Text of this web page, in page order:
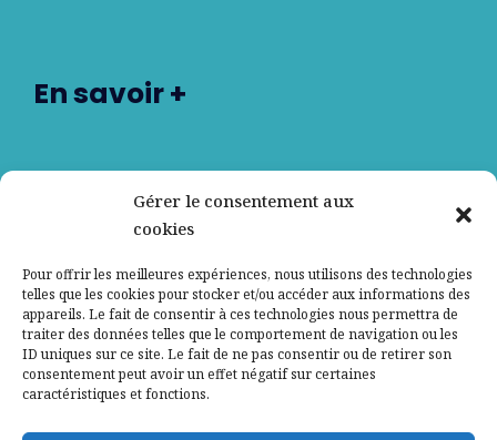
Gérer le consentement aux
cookies
Pour offrir les meilleures expériences, nous utilisons des technologies
telles que les cookies pour stocker et/ou accéder aux informations des
appareils. Le fait de consentir à ces technologies nous permettra de
traiter des données telles que le comportement de navigation ou les
ID uniques sur ce site. Le fait de ne pas consentir ou de retirer son
consentement peut avoir un effet négatif sur certaines
caractéristiques et fonctions.
En savoir +
Contactez-nous
Mentions légales